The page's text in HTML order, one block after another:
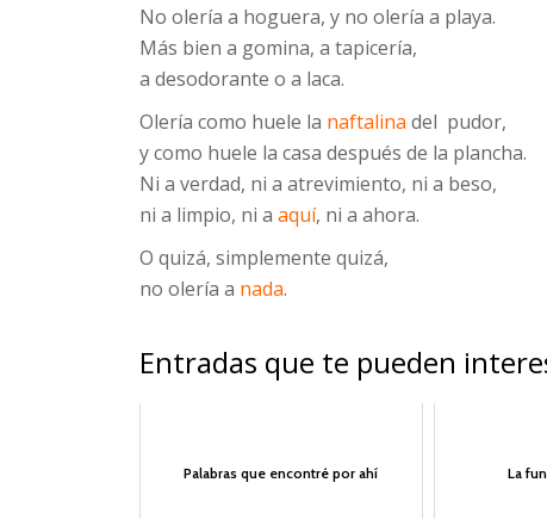
No olería a hoguera, y no olería a playa.
Más bien a gomina, a tapicería,
a desodorante o a laca.
Olería como huele la naftalina del pudor,
y como huele la casa después de la plancha.
Ni a verdad, ni a atrevimiento, ni a beso,
ni a limpio, ni a aquí, ni a ahora.
O quizá, simplemente quizá,
no olería a nada.
Entradas que te pueden
Palabras que encontré por ahí La